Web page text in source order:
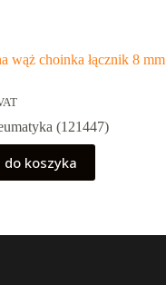
wąż choinka łącznik 8 mm
(121447)
do koszyka